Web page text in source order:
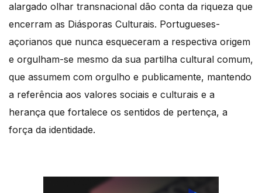
alargado olhar transnacional dão conta da riqueza que
encerram as Diásporas Culturais. Portugueses-
açorianos que nunca esqueceram a respectiva origem
e orgulham-se mesmo da sua partilha cultural comum,
que assumem com orgulho e publicamente, mantendo
a referência aos valores sociais e culturais e a
herança que fortalece os sentidos de pertença, a
força da identidade.